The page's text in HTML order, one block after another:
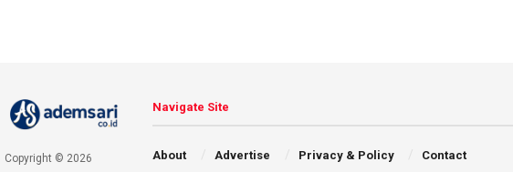
Copyright © 2026
Navigate Site
About Advertise Privacy & Policy Contact